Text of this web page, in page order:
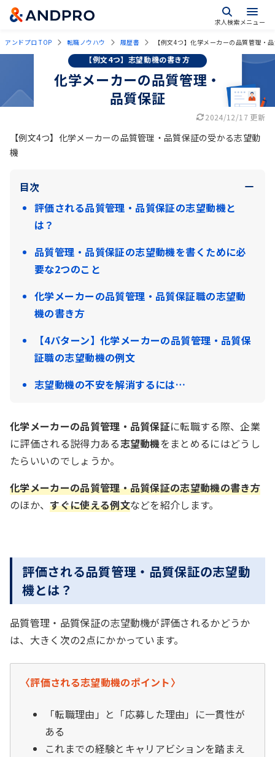
求人検索メニュー
アンドプロ TOP 転職ノウハウ 履歴書 【例文4つ】化学メーカーの品質管理・
【例文4つ】志望動機の書き方
化学メーカーの品質管理・
品質保証
2024/12/17 更新
【例文4つ】化学メーカーの品質管理・品質保証の受かる志望動
機
目次
評価される品質管理・品質保証の志望動機と
は？
品質管理・品質保証の志望動機を書くために必
要な2つのこと
化学メーカーの品質管理・品質保証職の志望動
機の書き方
【4パターン】化学メーカーの品質管理・品質保
証職の志望動機の例文
志望動機の不安を解消するには…
化学メーカーの品質管理・品質保証に転職する際、企業
に評価される説得力ある志望動機をまとめるにはどうし
たらいいのでしょうか。
化学メーカーの品質管理・品質保証の志望動機の書き方
のほか、すぐに使える例文などを紹介します。
評価される品質管理・品質保証の志望動
機とは？
品質管理・品質保証の志望動機が評価されるかどうか
は、大きく次の2点にかかっています。
〈評価される志望動機のポイント〉
「転職理由」と「応募した理由」に一貫性が
ある
これまでの経験とキャリアビションを踏まえ